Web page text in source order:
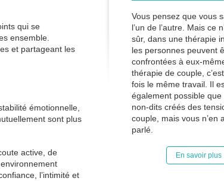
qui se
ensemble.
et partageant les
émotionnelle,
sont plus
active, de
l’intimité et
Vous pensez que vous
l’un de l’autre. Mais ce
sûr, dans une thérapie
les personnes peuvent
confrontées à eux-
thérapie de couple,
fois le même travail. Il
également possible que
non-dits créés des
couple, mais vous n’en
parlé.
En savoir plus